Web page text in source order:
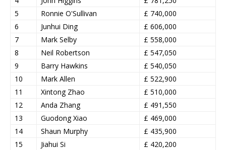
5
Ronnie O'Sullivan
£ 740,000
6
Junhui Ding
£ 606,000
7
Mark Selby
£ 558,000
8
Neil Robertson
£ 547,050
9
Barry Hawkins
£ 540,050
10
Mark Allen
£ 522,900
11
Xintong Zhao
£ 510,000
12
Anda Zhang
£ 491,550
13
Guodong Xiao
£ 469,000
14
Shaun Murphy
£ 435,900
15
Jiahui Si
£ 420,200